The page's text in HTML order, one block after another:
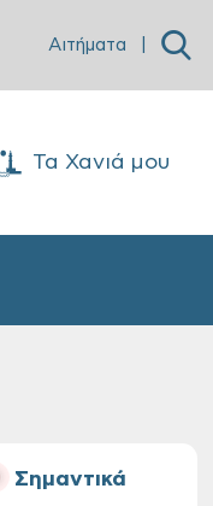
Αιτήματα
Τα Χανιά μου
Σημαντικά